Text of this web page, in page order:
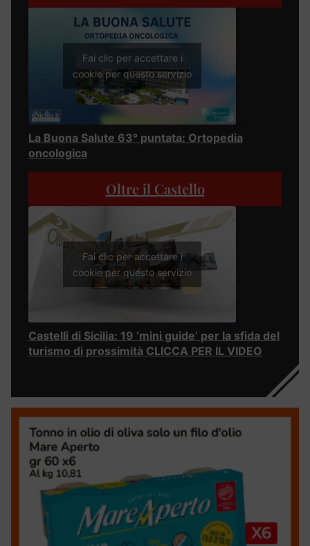
Fai clic per accettare i
cookie per questo servizio
La Buona Salute 63° puntata: Ortopedia
oncologica
Oltre il Castello
Fai clic per accettare i
cookie per questo servizio
Castelli di Sicilia: 19 ‘mini guide’ per la sfida del
turismo di prossimità CLICCA PER IL VIDEO